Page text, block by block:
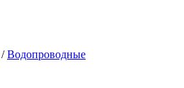
/Водопроводные